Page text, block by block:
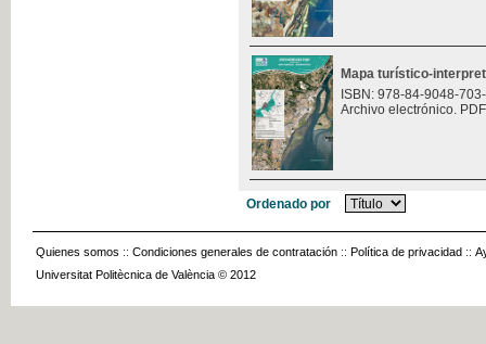
Mapa turístico-
ISBN: 978-84-9048-
Archivo electrónico.
Ordenado por
Quienes somos :: Condiciones generales de contratación :: Política de privacidad ::
Universitat Politècnica de València © 2012